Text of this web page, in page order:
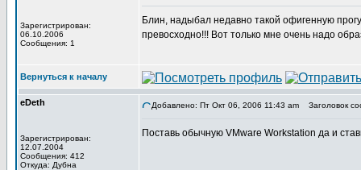
Зарегистрирован:
06.10.2006
Сообщения: 1
Блин, надыбал недавно такой офигенную
превосходно!!! Вот только мне очень надо
Вернуться к началу
eDeth
Зарегистрирован:
12.07.2004
Сообщения: 412
Откуда: Дубна
Добавлено: Пт Окт 06, 2006 11:43 am Заголовок
Поставь обычную VMware Workstation да и